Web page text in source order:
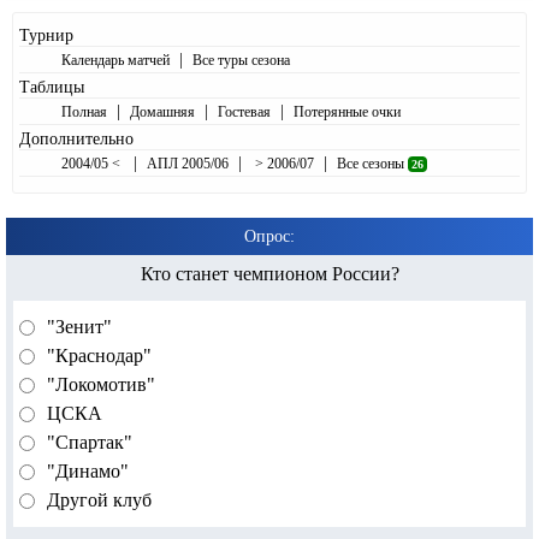
Турнир
Календарь матчей | Все туры сезона
Таблицы
Полная | Домашняя | Гостевая | Потерянные очки
Дополнительно
2004/05 < | АПЛ 2005/06 | > 2006/07 | Все сезоны 26
Опрос:
Кто станет чемпионом России?
"Зенит"
"Краснодар"
"Локомотив"
ЦСКА
"Спартак"
"Динамо"
Другой клуб